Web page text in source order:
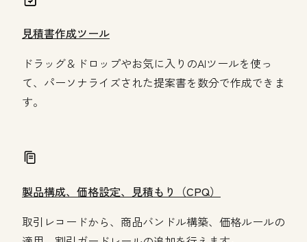
見積書作成ツール
ドラッグ＆ドロップやお気に入りのAIツールを使っ
て、パーソナライズされた提案書を数分で作成できま
す。
製品構成、価格設定、見積もり（CPQ）
取引レコードから、商品バンドル構築、価格ルールの